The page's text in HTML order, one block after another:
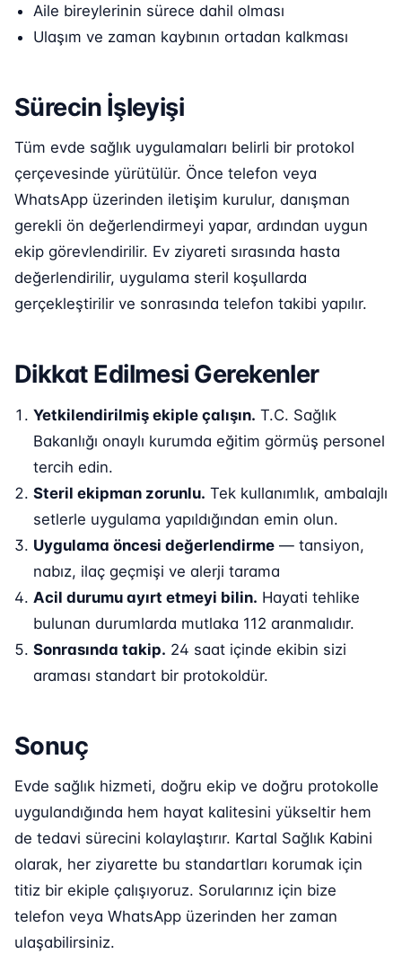
Aile bireylerinin sürece dahil olması
Ulaşım ve zaman kaybının ortadan kalkması
Sürecin İşleyişi
Tüm evde sağlık uygulamaları belirli bir protokol
çerçevesinde yürütülür. Önce telefon veya
WhatsApp üzerinden iletişim kurulur, danışman
gerekli ön değerlendirmeyi yapar, ardından uygun
ekip görevlendirilir. Ev ziyareti sırasında hasta
değerlendirilir, uygulama steril koşullarda
gerçekleştirilir ve sonrasında telefon takibi yapılır.
Dikkat Edilmesi Gerekenler
Yetkilendirilmiş ekiple çalışın. T.C. Sağlık
Bakanlığı onaylı kurumda eğitim görmüş personel
tercih edin.
Steril ekipman zorunlu. Tek kullanımlık, ambalajlı
setlerle uygulama yapıldığından emin olun.
Uygulama öncesi değerlendirme — tansiyon,
nabız, ilaç geçmişi ve alerji tarama
Acil durumu ayırt etmeyi bilin. Hayati tehlike
bulunan durumlarda mutlaka 112 aranmalıdır.
Sonrasında takip. 24 saat içinde ekibin sizi
araması standart bir protokoldür.
Sonuç
Evde sağlık hizmeti, doğru ekip ve doğru protokolle
uygulandığında hem hayat kalitesini yükseltir hem
de tedavi sürecini kolaylaştırır. Kartal Sağlık Kabini
olarak, her ziyarette bu standartları korumak için
titiz bir ekiple çalışıyoruz. Sorularınız için bize
telefon veya WhatsApp üzerinden her zaman
ulaşabilirsiniz.